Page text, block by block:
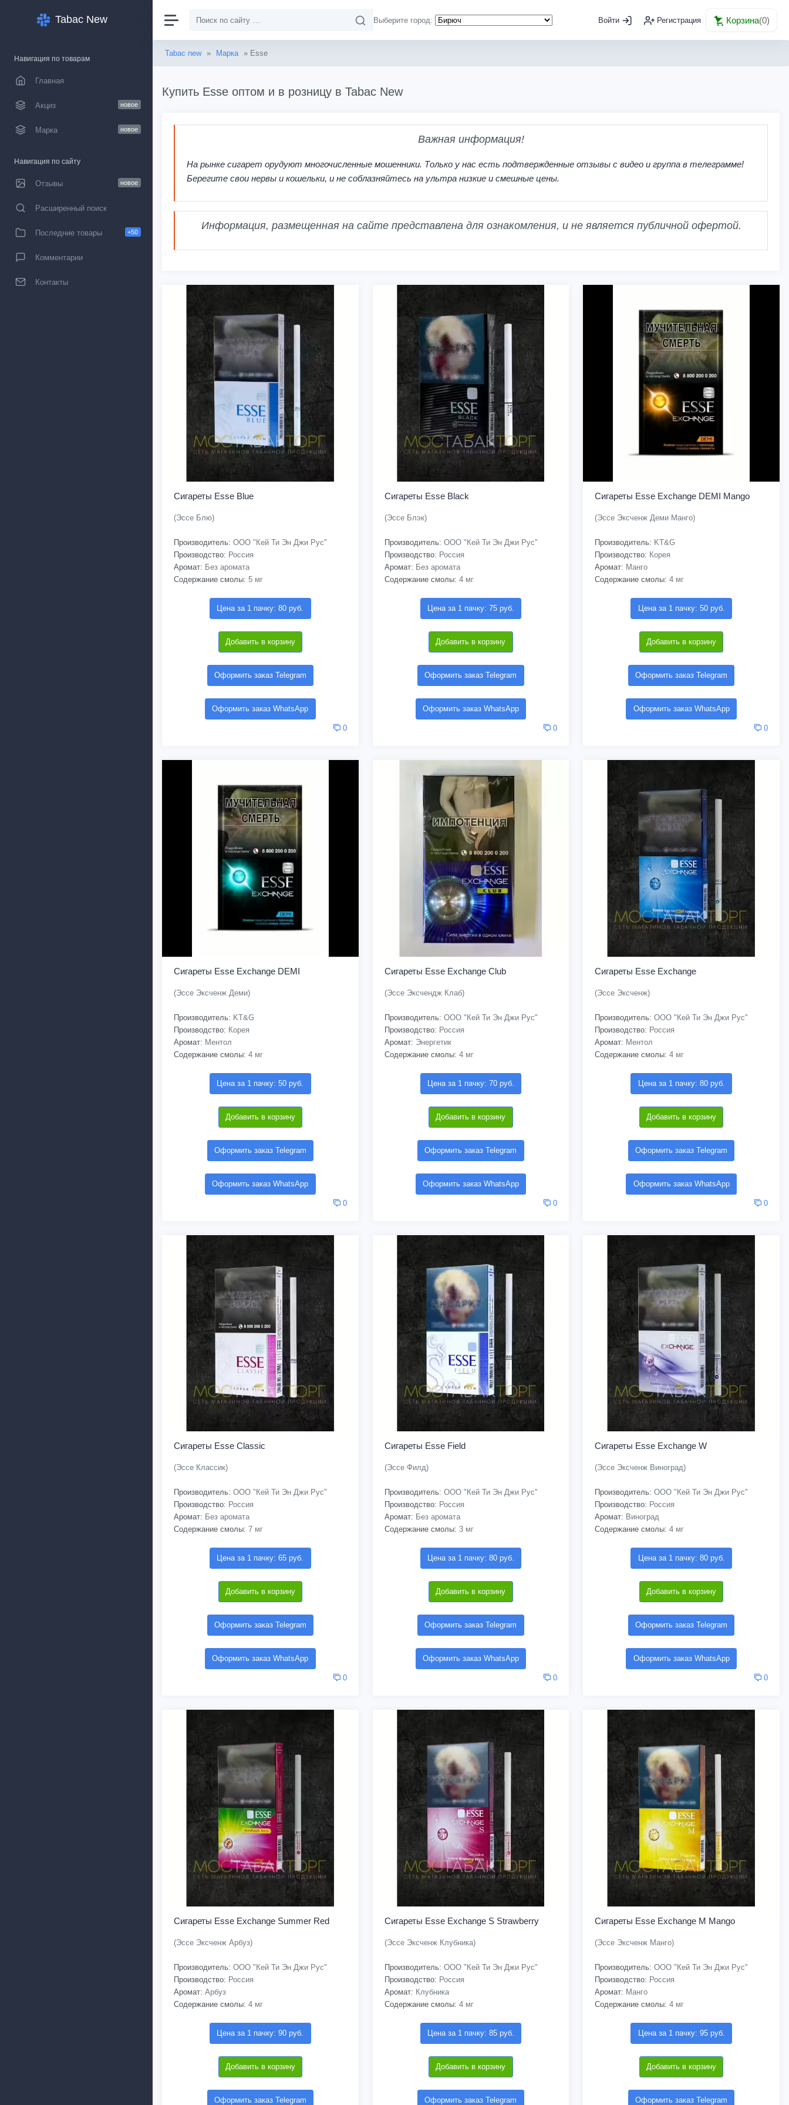
Tabac New
Навигация по товарам
Главная
Акциз новое
Марка новое
Навигация по сайту
Отзывы новое
Расширенный поиск
Последние товары +50
Комментарии
Контакты
Выберите город: Войти Регистрация Корзина(0)
Tabac new » Марка » Esse
Купить Esse оптом и в розницу в Tabac New
Важная информация!
На рынке сигарет орудуют многочисленные мошенники. Только у нас есть подтвержденные отзывы с видео и группа в телеграмме!
Берегите свои нервы и кошельки, и не соблазняйтесь на ультра низкие и смешные цены.
Информация, размещенная на сайте представлена для ознакомления, и не является публичной офертой.
Сигареты Esse Blue
(Эссе Блю)
Производитель: ООО "Кей Ти Эн Джи Рус"
Производство: Россия
Аромат: Без аромата
Содержание смолы: 5 мг
Цена за 1 пачку: 80 руб.
Добавить в корзину
Оформить заказ Telegram
Оформить заказ WhatsApp
0
Сигареты Esse Black
(Эссе Блэк)
Производитель: ООО "Кей Ти Эн Джи Рус"
Производство: Россия
Аромат: Без аромата
Содержание смолы: 4 мг
Цена за 1 пачку: 75 руб.
Добавить в корзину
Оформить заказ Telegram
Оформить заказ WhatsApp
0
Сигареты Esse Exchange DEMI Mango
(Эссе Эксченж Деми Манго)
Производитель: KT&G
Производство: Корея
Аромат: Манго
Содержание смолы: 4 мг
Цена за 1 пачку: 50 руб.
Добавить в корзину
Оформить заказ Telegram
Оформить заказ WhatsApp
0
Сигареты Esse Exchange DEMI
(Эссе Эксченж Деми)
Производитель: KT&G
Производство: Корея
Аромат: Ментол
Содержание смолы: 4 мг
Цена за 1 пачку: 50 руб.
Добавить в корзину
Оформить заказ Telegram
Оформить заказ WhatsApp
0
Сигареты Esse Exchange Club
(Эссе Эксчендж Клаб)
Производитель: ООО "Кей Ти Эн Джи Рус"
Производство: Россия
Аромат: Энергетик
Содержание смолы: 4 мг
Цена за 1 пачку: 70 руб.
Добавить в корзину
Оформить заказ Telegram
Оформить заказ WhatsApp
0
Сигареты Esse Exchange
(Эссе Эксченж)
Производитель: ООО "Кей Ти Эн Джи Рус"
Производство: Россия
Аромат: Ментол
Содержание смолы: 4 мг
Цена за 1 пачку: 80 руб.
Добавить в корзину
Оформить заказ Telegram
Оформить заказ WhatsApp
0
Сигареты Esse Classic
(Эссе Классик)
Производитель: ООО "Кей Ти Эн Джи Рус"
Производство: Россия
Аромат: Без аромата
Содержание смолы: 7 мг
Цена за 1 пачку: 65 руб.
Добавить в корзину
Оформить заказ Telegram
Оформить заказ WhatsApp
0
Сигареты Esse Field
(Эссе Филд)
Производитель: ООО "Кей Ти Эн Джи Рус"
Производство: Россия
Аромат: Без аромата
Содержание смолы: 3 мг
Цена за 1 пачку: 80 руб.
Добавить в корзину
Оформить заказ Telegram
Оформить заказ WhatsApp
0
Сигареты Esse Exchange W
(Эссе Эксченж Виноград)
Производитель: ООО "Кей Ти Эн Джи Рус"
Производство: Россия
Аромат: Виноград
Содержание смолы: 4 мг
Цена за 1 пачку: 80 руб.
Добавить в корзину
Оформить заказ Telegram
Оформить заказ WhatsApp
0
Сигареты Esse Exchange Summer Red
(Эссе Эксченж Арбуз)
Производитель: ООО "Кей Ти Эн Джи Рус"
Производство: Россия
Аромат: Арбуз
Содержание смолы: 4 мг
Цена за 1 пачку: 90 руб.
Добавить в корзину
Оформить заказ Telegram
Сигареты Esse Exchange S Strawberry
(Эссе Эксченж Клубника)
Производитель: ООО "Кей Ти Эн Джи Рус"
Производство: Россия
Аромат: Клубника
Содержание смолы: 4 мг
Цена за 1 пачку: 85 руб.
Добавить в корзину
Оформить заказ Telegram
Сигареты Esse Exchange M Mango
(Эссе Эксченж Манго)
Производитель: ООО "Кей Ти Эн Джи Рус"
Производство: Россия
Аромат: Манго
Содержание смолы: 4 мг
Цена за 1 пачку: 95 руб.
Добавить в корзину
Оформить заказ Telegram